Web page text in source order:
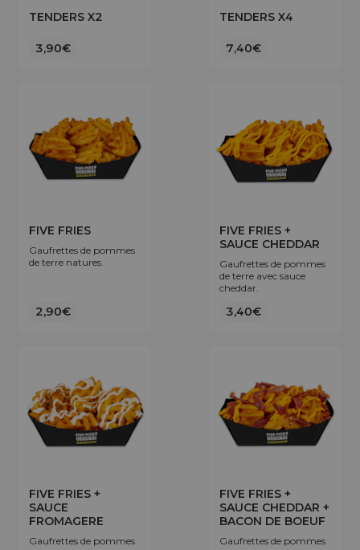
TENDERS X2
3,90€
TENDERS X4
7,40€
FIVE FRIES
Gaufrettes de pommes
de terre natures.
2,90€
FIVE FRIES +
SAUCE CHEDDAR
Gaufrettes de pommes
de terre avec sauce
cheddar.
3,40€
FIVE FRIES +
SAUCE
FROMAGERE
Gaufrettes de pommes
FIVE FRIES +
SAUCE CHEDDAR +
BACON DE BOEUF
Gaufrettes de pommes